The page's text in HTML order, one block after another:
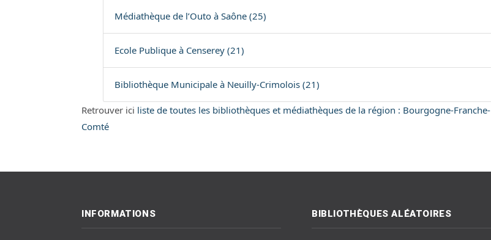
Médiathèque de l’Outo à Saône (25)
Ecole Publique à Censerey (21)
Bibliothèque Municipale à Neuilly-Crimolois (21)
Retrouver ici liste de toutes les bibliothèques et médiathèques de la région : Bourgogne-Franche-
Comté
INFORMATIONS BIBLIOTHÈQUES ALÉATOIRES